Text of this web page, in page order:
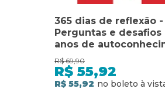
365 dias de reflexão -
Perguntas e desafios
anos de
Perguntas e desafios
anos de
R$ 69,90
R$ 55,92
R$ 55,92